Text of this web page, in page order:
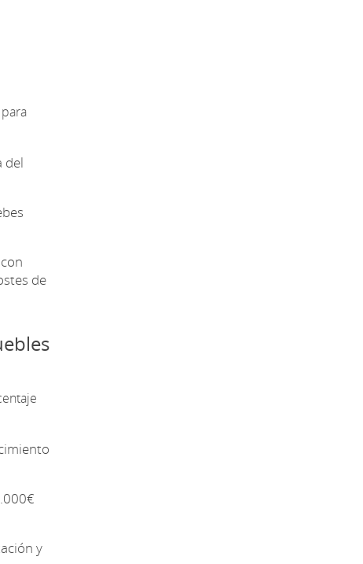
del
de
y